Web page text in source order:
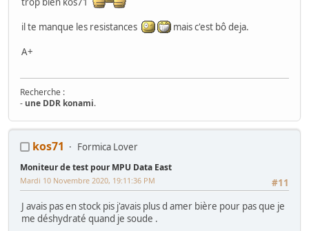
il te manque les resistances
mais c'est bô deja.
A+
Recherche :
- une DDR konami.
Arcade:Ma première borne JAMMA from scratch
Noel 2014 (Wip Humanitaire)
Flippers:Gottlieb Magnotron,Bally Freedom
Gottlieb Genesis,Data East Time Machine,Recel Lady Luck (Feu)
Jackpot : Bally Golden Continental
Hors Arcade:La construction de la GameRoom-Project D2KB
(Donkey Kong Key Box)-Testeur TTL/CMOS Artisanal
kos71 Formica Lover
Moniteur de test pour MPU Data East
#11
Mardi 10 Novembre 2020, 19:11:36 PM
J avais pas en stock pis j'avais plus d amer bière pour pas que je
me déshydraté quand je soude .